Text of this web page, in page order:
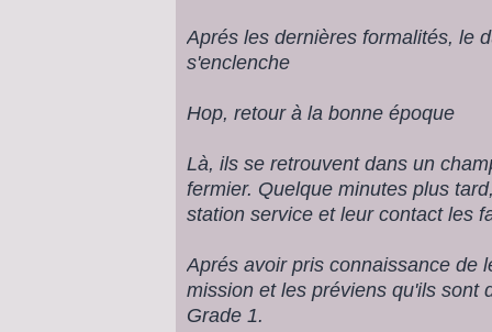
Aprés les dernières formalités, le
s'enclenche
Hop, retour à la bonne époque
Là, ils se retrouvent dans un
fermier. Quelque minutes plus
station service et leur contact les
Aprés avoir pris connaissance de
mission et les préviens qu'ils sont
Grade 1.